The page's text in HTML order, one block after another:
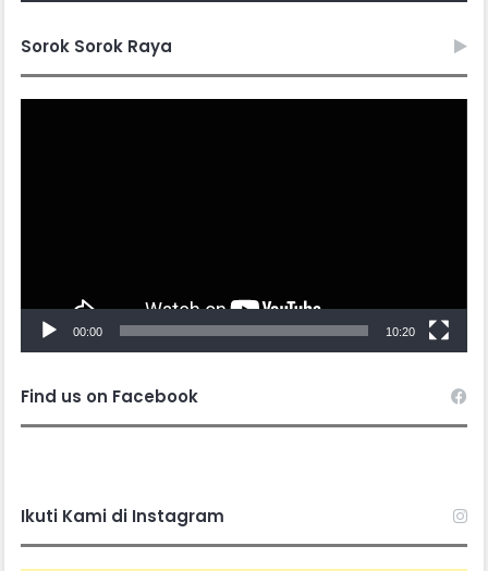
Sorok Sorok Raya
00:00 10:20
Find us on Facebook
Ikuti Kami di Instagram